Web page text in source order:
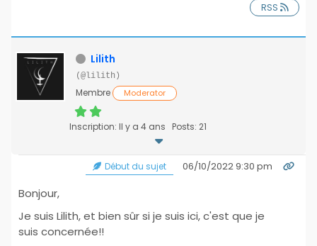
RSS
Lilith
(@lilith)
Membre Moderator
Inscription: Il y a 4 ans Posts: 21
Début du sujet 06/10/2022 9:30 pm
Bonjour,
Je suis Lilith, et bien sûr si je suis ici, c'est que je
suis concernée!!